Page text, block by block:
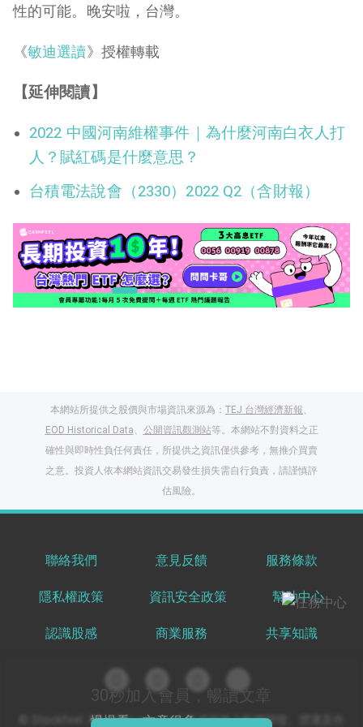
性的可能。晚安啦，台灣。
《敏迪選讀》授權轉載
【延伸閱讀】
2022 中國河南維權事件｜為什麼河南白衣人打
人？賦紅碼是什麼意思？
台積電法說會（2330）2022 Q2（含財報）
30秒加入會員，暢讀文章
慢慢看，文章很多
本網站所提供之股價與市場資訊來源為： TEJ 台灣經濟新報、
EOD Historical Data、 公開資訊觀測站等。本網站不對資料之正
確性與即時性負任何責任，所提供之資訊僅供參考，無推介買賣
之意。投資人依本網站資訊交易發生損失需自行負責，請謹慎評
估風險。
聯絡我們 意見反饋 服務條款
隱私權政策 資訊安全政策 幫助中心
認識股感 商業服務 共享知識
© Stockfeel. All rights reserved 股感服務之軟體開發、營運及作
出國就缺這咖？股